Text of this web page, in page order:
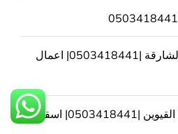
شركة صيانة عامة في الشارقة |0503418441| اعمال
تركيب فورسيلنج في ام القيوين |0503418441| اسقف